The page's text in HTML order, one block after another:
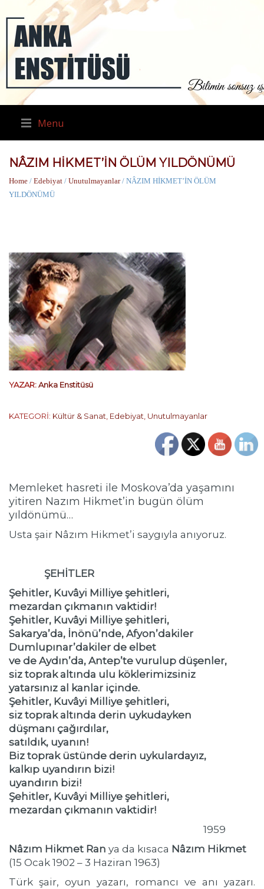
Menu
NÂZIM HİKMET’İN ÖLÜM YILDÖNÜMÜ
Home / Edebiyat / Unutulmayanlar/ NÂZIM HİKMET’İN ÖLÜM
YILDÖNÜMÜ
YAZAR:Anka Enstitüsü
KATEGORİ: Kültür & Sanat Edebiyat Unutulmayanlar
Memleket hasreti ile Moskova’da yaşamını
yitiren Nazım Hikmet’in bugün ölüm
yıldönümü…
Usta şair Nâzım Hikmet’i saygıyla anıyoruz.
ŞEHİTLER
Şehitler, Kuvâyi Milliye şehitleri,
mezardan çıkmanın vaktidir!
Şehitler, Kuvâyi Milliye şehitleri,
Sakarya’da, İnönü’nde, Afyon’dakiler
Dumlupınar’dakiler de elbet
ve de Aydın’da, Antep’te vurulup düşenler,
siz toprak altında ulu köklerimizsiniz
yatarsınız al kanlar içinde.
Şehitler, Kuvâyi Milliye şehitleri,
siz toprak altında derin uykudayken
düşmanı çağırdılar,
satıldık, uyanın!
Biz toprak üstünde derin uykulardayız,
kalkıp uyandırın bizi!
uyandırın bizi!
Şehitler, Kuvâyi Milliye şehitleri,
mezardan çıkmanın vaktidir!
1959
Nâzım Hikmet Ran ya da kısaca Nâzım Hikmet
(15 Ocak 1902 – 3 Haziran 1963)
Türk şair, oyun yazarı, romancı ve anı yazarı.